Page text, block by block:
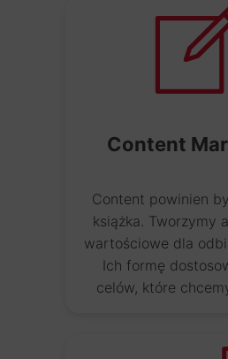
Skuteczny e-
Content
Content powinien
książka. Tworzymy
wartościowe dla
Ich formę
celów, które